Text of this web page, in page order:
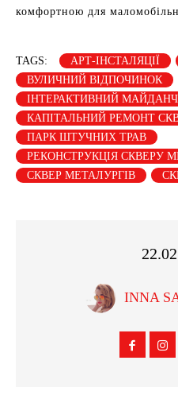
комфортною для
TAGS: АРТ-ІНСТАЛЯЦІЇ
ВУЛИЧНИЙ ВІДПОЧИНОК
ІНТЕРАКТИВНИЙ
КАПІТАЛЬНИЙ РЕМОНТ
ПАРК ШТУЧНИХ ТРАВ
РЕКОНСТРУКЦІЯ СКВЕРУ
СКВЕР МЕТАЛУРГІВ
INNA